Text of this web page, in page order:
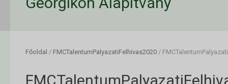
Főoldal / FMCTalentumPalyazatiFelhivas2020 /